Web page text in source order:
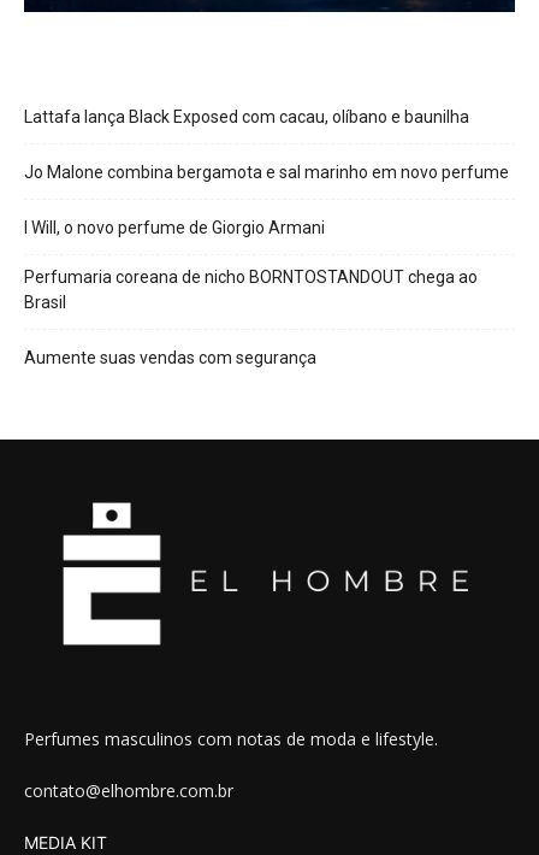
Lattafa lança Black Exposed com cacau, olíbano e baunilha
Jo Malone combina bergamota e sal marinho em novo perfume
I Will, o novo perfume de Giorgio Armani
Perfumaria coreana de nicho BORNTOSTANDOUT chega ao
Brasil
Aumente suas vendas com segurança
Perfumes masculinos com notas de moda e lifestyle.
contato@elhombre.com.br
MEDIA KIT